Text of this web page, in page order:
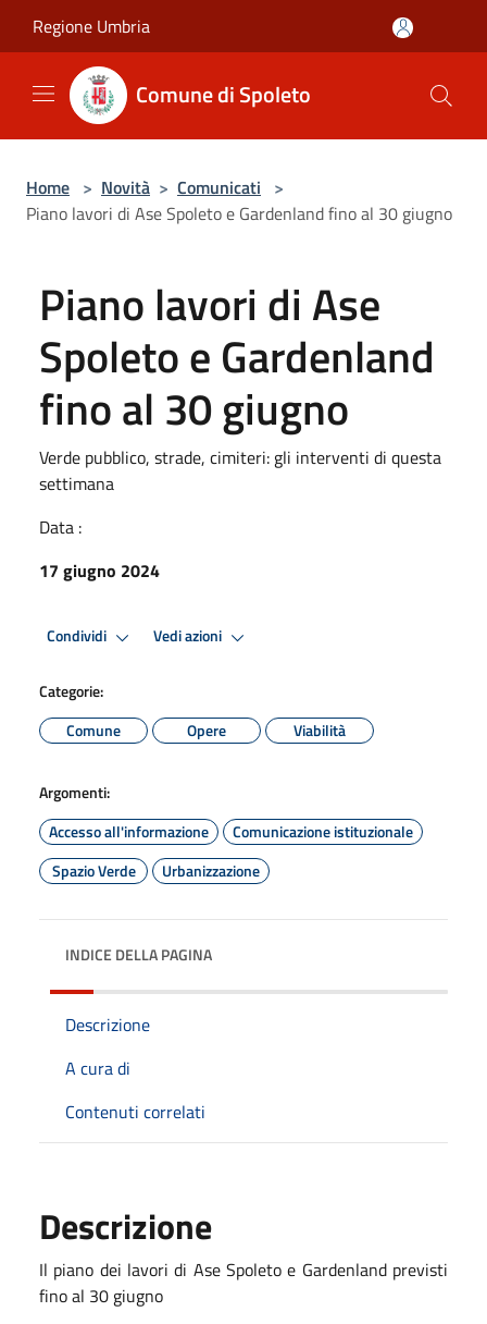
Regione Umbria
Comune di Spoleto
Home > Novità > Comunicati >
Piano lavori di Ase Spoleto e Gardenland fino al 30 giugno
Piano lavori di Ase
Spoleto e Gardenland
fino al 30 giugno
Verde pubblico, strade, cimiteri: gli interventi di questa
settimana
Data :
17 giugno 2024
Condividi Vedi azioni
Categorie:
Comune
Opere Viabilità
Argomenti:
Accesso all'informazione
Comunicazione istituzionale
Spazio Verde
Urbanizzazione
INDICE DELLA PAGINA
Descrizione
A cura di
Contenuti correlati
Descrizione
Il piano dei lavori di Ase Spoleto e Gardenland previsti
fino al 30 giugno